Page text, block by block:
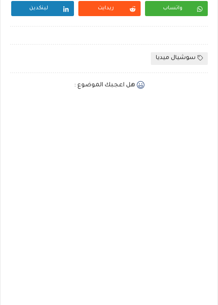
واتساب ريدايت لينكدين
سوشيال ميديا
هل اعجبك الموضوع :